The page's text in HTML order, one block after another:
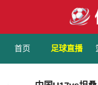
首页 足球直播